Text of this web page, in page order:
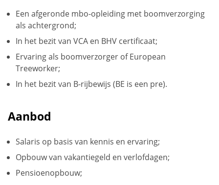
Een afgeronde mbo-opleiding met boomverzorging
als achtergrond;
In het bezit van VCA en BHV certificaat;
Ervaring als boomverzorger of European
Treeworker;
In het bezit van B-rijbewijs (BE is een pre).
Aanbod
Salaris op basis van kennis en ervaring;
Opbouw van vakantiegeld en verlofdagen;
Pensioenopbouw;